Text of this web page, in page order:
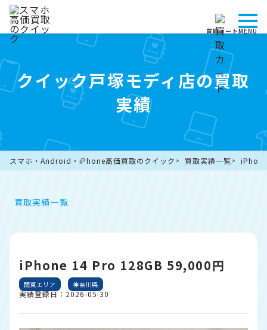
買取カートMENU
クイック戸塚モディ店の買取
実績
スマホ・Android・iPhone高価買取のクイック 買取実績一覧
買取実績一覧
iPhone 14 Pro 128GB 59,000円
関東エリア 神奈川県
実績登録日：2026-05-30